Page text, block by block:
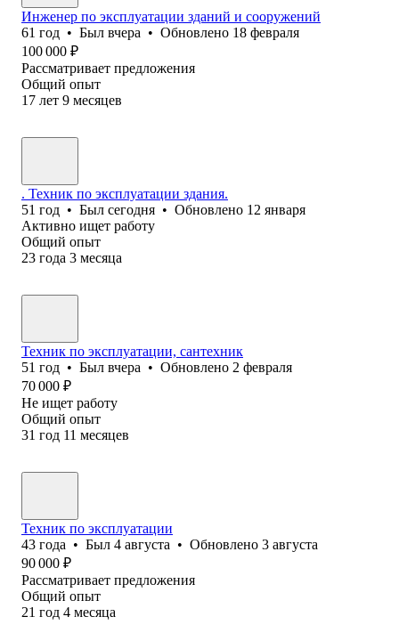
Инженер по эксплуатации зданий и сооружений
61 год • Был вчера • Обновлено 18 февраля
100 000 ₽
Рассматривает предложения
Общий опыт
17 лет 9 месяцев
. Техник по эксплуатации здания.
51 год • Был сегодня • Обновлено 12 января
Активно ищет работу
Общий опыт
23 года 3 месяца
Техник по эксплуатации, сантехник
51 год • Был вчера • Обновлено 2 февраля
70 000 ₽
Не ищет работу
Общий опыт
31 год 11 месяцев
Техник по эксплуатации
43 года • Был 4 августа • Обновлено 3 августа
90 000 ₽
Рассматривает предложения
Общий опыт
21 год 4 месяца